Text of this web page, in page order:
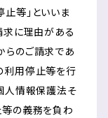
等」といいま
求に理由がある
らのご請求であ
利用停止等を行
人情報保護法そ
等の義務を負わ